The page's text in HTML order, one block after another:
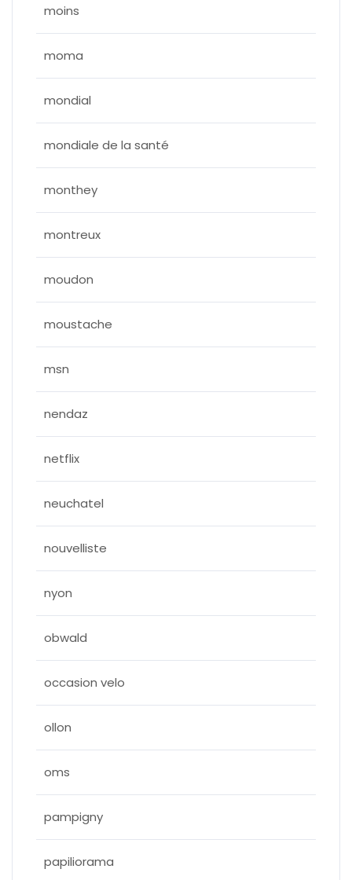
moins
moma
mondial
mondiale de la santé
monthey
montreux
moudon
moustache
msn
nendaz
netflix
neuchatel
nouvelliste
nyon
obwald
occasion velo
ollon
oms
pampigny
papiliorama